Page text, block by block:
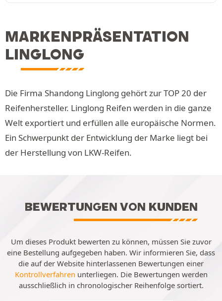
MARKENPRÄSENTATION
LINGLONG
Die Firma Shandong Linglong gehört zur TOP 20 der
Reifenhersteller. Linglong Reifen werden in die ganze
Welt exportiert und erfüllen alle europäische Normen.
Ein Schwerpunkt der Entwicklung der Marke liegt bei
der Herstellung von LKW-Reifen.
BEWERTUNGEN VON KUNDEN
Um dieses Produkt bewerten zu können, müssen Sie zuvor
eine Bestellung aufgegeben haben. Wir informieren Sie, dass
die auf der Website hinterlassenen Bewertungen einer
Kontrollverfahren unterliegen. Die Bewertungen werden
ausschließlich in chronologischer Reihenfolge sortiert.